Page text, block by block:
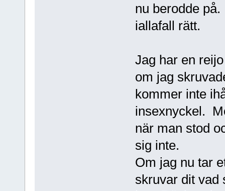
nu berodde
iallafall rätt.
Jag har en
om jag
kommer inte
insexnyckel.
när man stod
sig inte.
Om jag nu tar
skruvar dit vad